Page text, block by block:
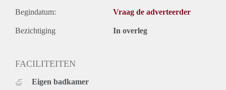
Begindatum: Vraag de adverteerder
Bezichtiging In overleg
FACILITEITEN
Eigen badkamer